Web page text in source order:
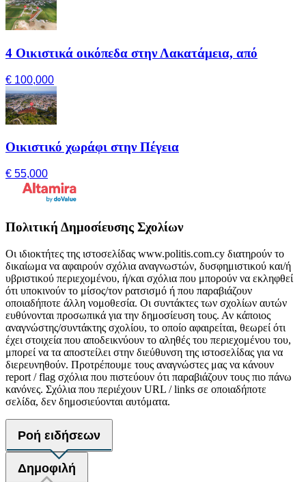
4 Οικιστικά οικόπεδα στην Λακατάμεια, από
€ 100,000
Οικιστικό χωράφι στην Πέγεια
€ 55,000
Πολιτική Δημοσίευσης Σχολίων
Οι ιδιοκτήτες της ιστοσελίδας www.politis.com.cy διατηρούν το
δικαίωμα να αφαιρούν σχόλια αναγνωστών, δυσφημιστικού και/ή
υβριστικού περιεχομένου, ή/και σχόλια που μπορούν να εκληφθεί
ότι υποκινούν το μίσος/τον ρατσισμό ή που παραβιάζουν
οποιαδήποτε άλλη νομοθεσία. Οι συντάκτες των σχολίων αυτών
ευθύνονται προσωπικά για την δημοσίευση τους. Αν κάποιος
αναγνώστης/συντάκτης σχολίου, το οποίο αφαιρείται, θεωρεί ότι
έχει στοιχεία που αποδεικνύουν το αληθές του περιεχομένου του,
μπορεί να τα αποστείλει στην διεύθυνση της ιστοσελίδας για να
διερευνηθούν. Προτρέπουμε τους αναγνώστες μας να κάνουν
report / flag σχόλια που πιστεύουν ότι παραβιάζουν τους πιο πάνω
κανόνες. Σχόλια που περιέχουν URL / links σε οποιαδήποτε
σελίδα, δεν δημοσιεύονται αυτόματα.
Ροή ειδήσεων
Δημοφιλή